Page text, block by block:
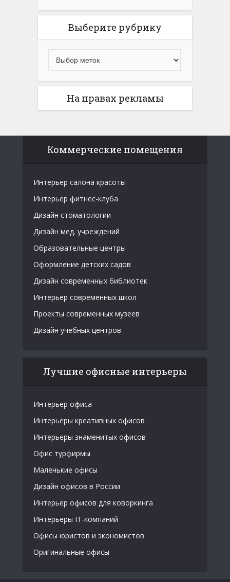
Выберите рубрику
На правах рекламы
Коммерческие помещения
Интерьер салона красоты
Интерьер фитнес-клуба
Дизайн стоматологии
Дизайн мед. учреждений
Образовательные центры
Оформление детских садов
Дизайн современных библиотек
Интерьер современных школ
Проекты современных музеев
Дизайн учебных центров
Лучшие офисные интерьеры
Интерьер офиса
Интерьеры креативных офисов
Интерьеры знаменитых офисов
Офис турфирмы
Маленькие офисы
Дизайн офисов в России
Интерьер офисов для коворкинга
Интерьеры IT-компаний
Офисы юристов и экономистов
Оригинальные офисы